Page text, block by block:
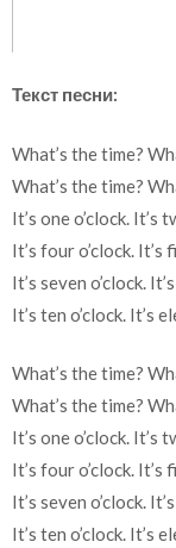
Текст песни:
What’s the time?
What’s the time?
It’s one o’clock. It’s
It’s four o’clock. It’s
It’s seven o’clock.
It’s ten o’clock. It’s
What’s the time?
What’s the time?
It’s one o’clock. It’s
It’s four o’clock. It’s
It’s seven o’clock.
It’s ten o’clock. It’s